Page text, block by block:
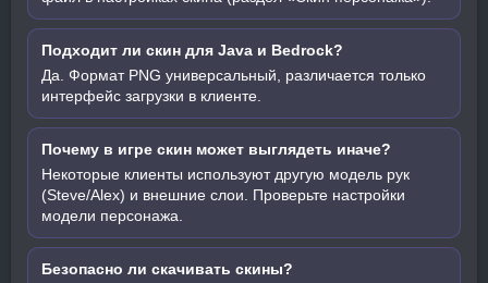
Подходит ли скин для Java и Bedrock?
Да. Формат PNG универсальный, различается только
интерфейс загрузки в клиенте.
Почему в игре скин может выглядеть иначе?
Некоторые клиенты используют другую модель рук
(Steve/Alex) и внешние слои. Проверьте настройки
модели персонажа.
Безопасно ли скачивать скины?